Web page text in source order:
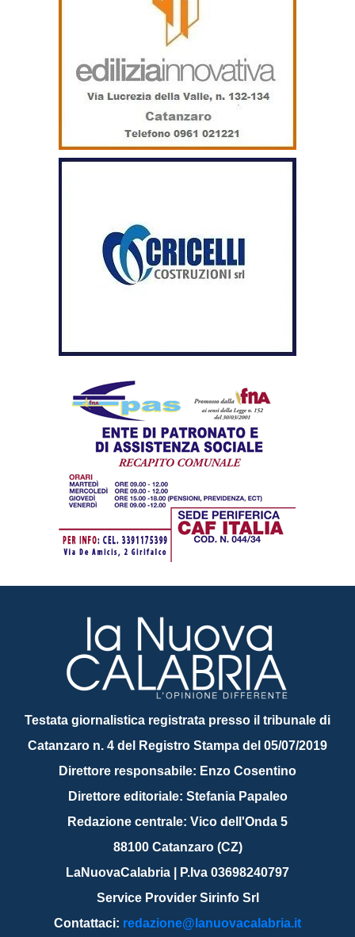
Testata giornalistica registrata presso il tribunale di
Catanzaro n. 4 del Registro Stampa del 05/07/2019
Direttore responsabile: Enzo Cosentino
Direttore editoriale: Stefania Papaleo
Redazione centrale: Vico dell'Onda 5
88100 Catanzaro (CZ)
LaNuovaCalabria | P.Iva 03698240797
Service Provider Sirinfo Srl
Contattaci: redazione@lanuovacalabria.it